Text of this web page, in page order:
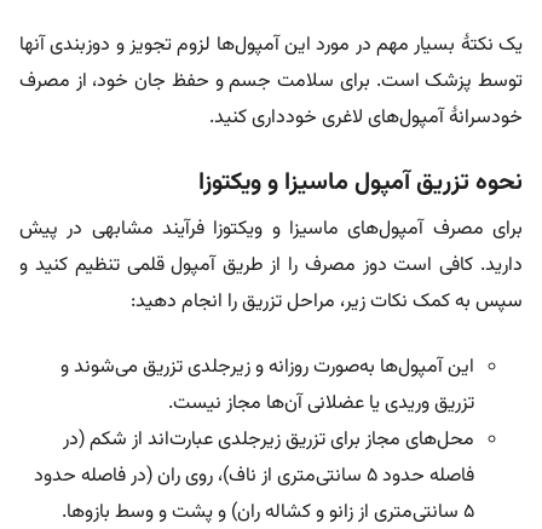
یک نکتۀ بسیار مهم در مورد این آمپول‌ها لزوم تجویز و دوزبندی آنها
توسط پزشک است. برای سلامت جسم و حفظ جان خود، از مصرف
خودسرانۀ آمپول‌های لاغری خودداری کنید.
نحوه تزریق آمپول ماسیزا و ویکتوزا
برای مصرف آمپول‌های ماسیزا و ویکتوزا فرآیند مشابهی در پیش
دارید. کافی است دوز مصرف را از طریق آمپول قلمی تنظیم کنید و
سپس به کمک نکات زیر، مراحل تزریق را انجام دهید:
این آمپول‌ها به‌صورت روزانه و زیرجلدی تزریق می‌شوند و
تزریق وریدی یا عضلانی آن‌ها مجاز نیست.
محل‌های مجاز برای تزریق زیرجلدی عبارت‌اند از شکم (در
فاصله حدود ۵ سانتی‌متری از ناف)، روی ران (در فاصله حدود
۵ سانتی‌متری از زانو و کشاله ران) و پشت و وسط بازوها.